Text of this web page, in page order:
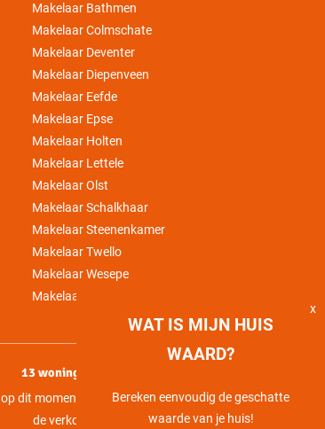
x
WAT IS MIJN HUIS
WAARD?
Bereken eenvoudig de geschatte
waarde van je huis!
Makelaar Bathmen
Makelaar Colmschate
Makelaar Deventer
Makelaar Diepenveen
Makelaar Eefde
Makelaar Epse
Makelaar Holten
Makelaar Lettele
Makelaar Olst
Makelaar Schalkhaar
Makelaar Steenenkamer
Makelaar Twello
Makelaar Wesepe
Makelaar Wilp
13 woningen
op dit moment in
de verkoop
in totaal verkocht
via Mercurius